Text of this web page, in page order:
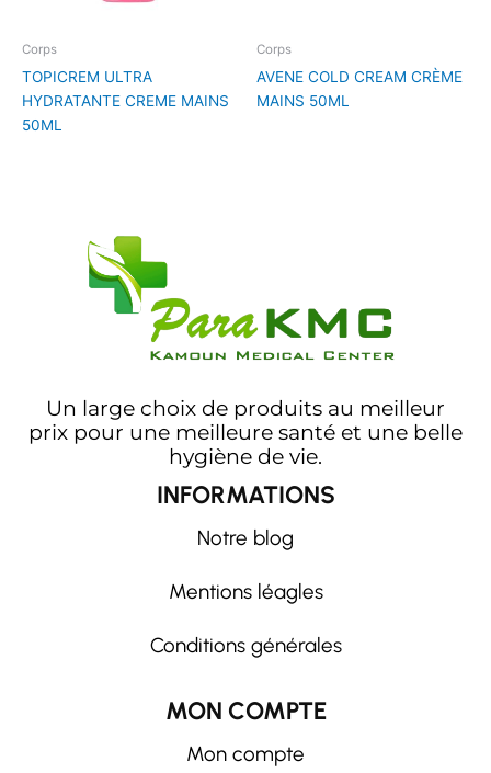
Corps
TOPICREM ULTRA
HYDRATANTE CREME MAINS
50ML
Corps
AVENE COLD CREAM CRÈME
MAINS 50ML
Un large choix de produits au meilleur
prix pour une meilleure santé et une belle
hygiène de vie.
INFORMATIONS
Notre blog
Mentions léagles
Conditions générales
MON COMPTE
Mon compte